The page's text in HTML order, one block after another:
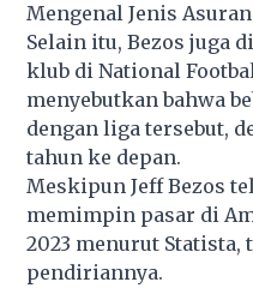
Mengenal Jenis
Selain itu, Bezos juga
klub di National
menyebutkan bahwa
dengan liga tersebut,
tahun ke depan.
Meskipun Jeff Bezos
memimpin pasar di
2023 menurut
pendiriannya.